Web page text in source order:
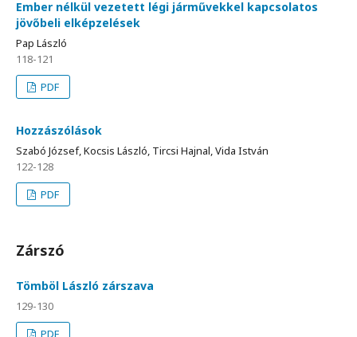
Ember nélkül vezetett légi járművekkel kapcsolatos
jövőbeli elképzelések
Pap László
118-121
PDF
Hozzászólások
Szabó József, Kocsis László, Tircsi Hajnal, Vida István
122-128
PDF
Zárszó
Tömböl László zárszava
129-130